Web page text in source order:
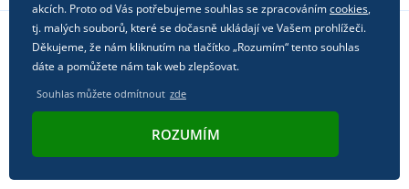
Sledujte nás na sociálních sítích
akcích. Proto od Vás potřebujeme souhlas se zpracovánímcookies,
tj. malých souborů, které se dočasně ukládají ve Vašem prohlížeči.
Děkujeme, že nám kliknutím na tlačítko „Rozumím“ tento souhlas
dáte a pomůžete nám tak web zlepšovat.
Souhlas můžete odmítnout zde
ROZUMÍM